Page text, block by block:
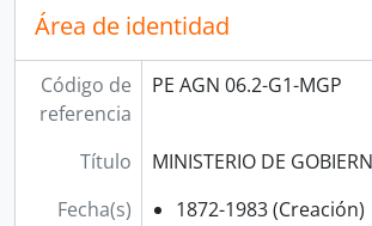
Área de identidad
Código de
referencia
PE AGN 06.2-G1-MGP
Título
MINISTERIO DE
Fecha(s)
1872-1983 (Creación)